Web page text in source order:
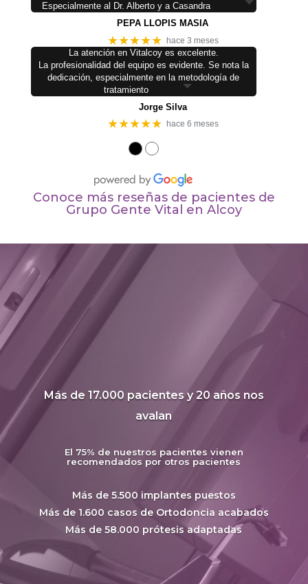
Especialmente al Dr. Alberto y a Casandra
PEPA LLOPIS MASIA
★★★★★ hace 3 meses
La atención en Vitalcoy es excelente.
La profesionalidad del equipo es evidente. Se nota la
dedicación, especialmente en la metodología de
tratamiento
Jorge Silva
★★★★★ hace 6 meses
●●
Conoce más reseñas de pacientes de
Grupo Gente Vital en Alcoy
Más de 17.000 pacientes y 20 años nos
avalan
El 75% de nuestros pacientes vienen
recomendados por otros pacientes
Más de 5.500 implantes puestos
Más de 1.600 casos de Ortodoncia acabados
Más de 58.000 prótesis adaptadas